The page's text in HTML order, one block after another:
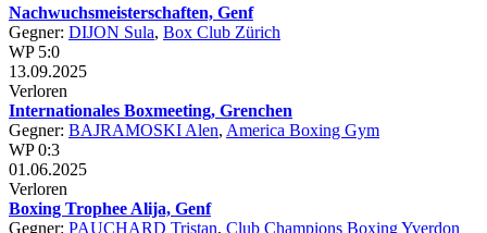
Nachwuchsmeisterschaften, Genf
Gegner: DIJON Sula, Box Club Zürich
WP 5:0
13.09.2025
Verloren
Internationales Boxmeeting, Grenchen
Gegner: BAJRAMOSKI Alen, America Boxing Gym
WP 0:3
01.06.2025
Verloren
Boxing Trophee Alija, Genf
Gegner: PAUCHARD Tristan, Club Champions Boxing Yverdon